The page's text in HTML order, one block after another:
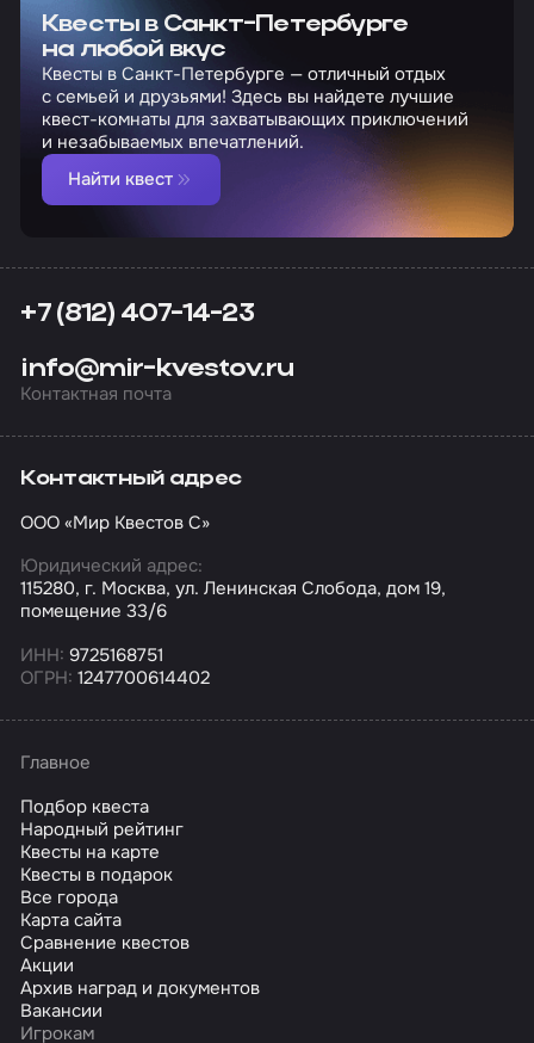
Квесты в Санкт-Петербурге
на любой вкус
Квесты в Санкт-Петербурге — отличный отдых
с семьей и друзьями! Здесь вы найдете лучшие
квест-комнаты для захватывающих приключений
и незабываемых впечатлений.
Найти квест
+7 (812) 407-14-23
info@mir-kvestov.ru
Контактная почта
Контактный адрес
ООО «Мир Квестов С»
Юридический адрес:
115280, г. Москва, ул. Ленинская Слобода, дом 19,
помещение 33/6
ИНН: 9725168751
ОГРН: 1247700614402
Главное
Подбор квеста
Народный рейтинг
Квесты на карте
Квесты в подарок
Все города
Карта сайта
Сравнение квестов
Акции
Архив наград и документов
Вакансии
Игрокам